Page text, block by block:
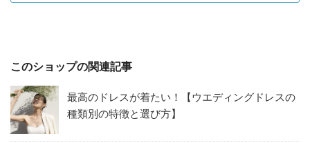
このショップの関連記事
最高のドレスが着たい！【ウエディングドレスの
種類別の特徴と選び方】